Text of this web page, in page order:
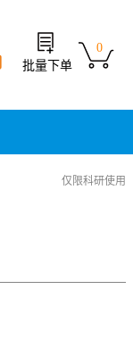
0
批量下单
仅限科研使用